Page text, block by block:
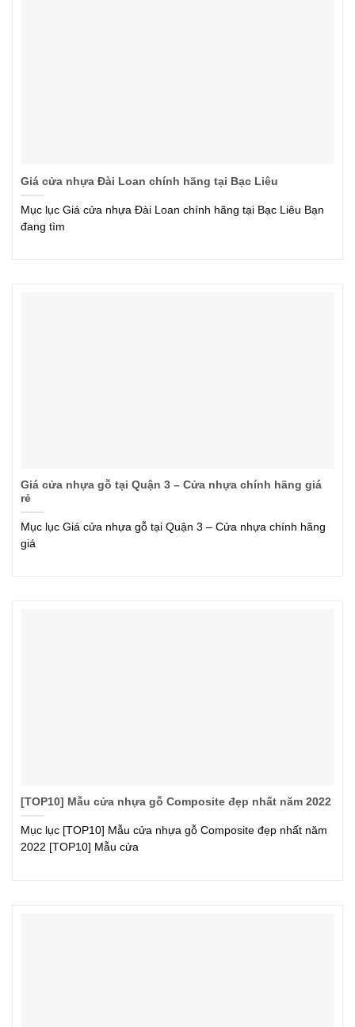
Giá cửa nhựa Đài Loan chính hãng tại Bạc Liêu
Mục lục Giá cửa nhựa Đài Loan chính hãng tại Bạc Liêu Bạn
đang tìm
Giá cửa nhựa gỗ tại Quận 3 – Cửa nhựa chính hãng giá
rẻ
Mục lục Giá cửa nhựa gỗ tại Quận 3 – Cửa nhựa chính hãng
giá
[TOP10] Mẫu cửa nhựa gỗ Composite đẹp nhất năm 2022
Mục lục [TOP10] Mẫu cửa nhựa gỗ Composite đẹp nhất năm
2022 [TOP10] Mẫu cửa